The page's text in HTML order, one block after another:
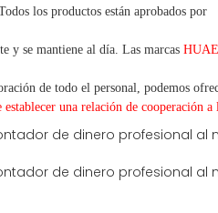
los productos están aprobados por
y se mantiene al día. Las marcas
de todo el personal, podemos
establecer una relación de cooperación a